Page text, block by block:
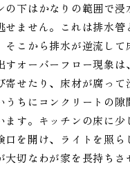
下はかなりの範囲で
ません。これは排水
こから排水が逆流し
オーバーフロー現象
せたり、床材が腐っ
ちにコンクリートの
す。キッチンの床に
を開け、ライトを照
切なわが家を長持ちさ